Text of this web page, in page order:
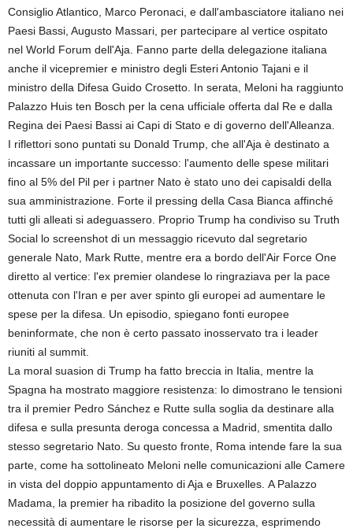
Consiglio Atlantico, Marco Peronaci, e dall'ambasciatore italiano nei
Paesi Bassi, Augusto Massari, per partecipare al vertice ospitato
nel World Forum dell'Aja. Fanno parte della delegazione italiana
anche il vicepremier e ministro degli Esteri Antonio Tajani e il
ministro della Difesa Guido Crosetto. In serata, Meloni ha raggiunto
Palazzo Huis ten Bosch per la cena ufficiale offerta dal Re e dalla
Regina dei Paesi Bassi ai Capi di Stato e di governo dell'Alleanza.
I riflettori sono puntati su Donald Trump, che all'Aja è destinato a
incassare un importante successo: l'aumento delle spese militari
fino al 5% del Pil per i partner Nato è stato uno dei capisaldi della
sua amministrazione. Forte il pressing della Casa Bianca affinché
tutti gli alleati si adeguassero. Proprio Trump ha condiviso su Truth
Social lo screenshot di un messaggio ricevuto dal segretario
generale Nato, Mark Rutte, mentre era a bordo dell'Air Force One
diretto al vertice: l'ex premier olandese lo ringraziava per la pace
ottenuta con l'Iran e per aver spinto gli europei ad aumentare le
spese per la difesa. Un episodio, spiegano fonti europee
beninformate, che non è certo passato inosservato tra i leader
riuniti al summit.
La moral suasion di Trump ha fatto breccia in Italia, mentre la
Spagna ha mostrato maggiore resistenza: lo dimostrano le tensioni
tra il premier Pedro Sánchez e Rutte sulla soglia da destinare alla
difesa e sulla presunta deroga concessa a Madrid, smentita dallo
stesso segretario Nato. Su questo fronte, Roma intende fare la sua
parte, come ha sottolineato Meloni nelle comunicazioni alle Camere
in vista del doppio appuntamento di Aja e Bruxelles. A Palazzo
Madama, la premier ha ribadito la posizione del governo sulla
necessità di aumentare le risorse per la sicurezza, esprimendo